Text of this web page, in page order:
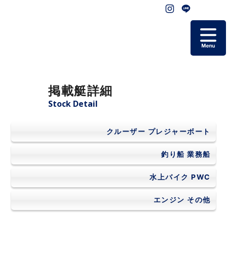
会社概要
よくあるご質問
お問い合わせ
個人情報保護方針
掲載艇詳細
Stock Detail
クルーザー プレジャーボート
釣り船 業務船
水上バイク PWC
エンジン その他